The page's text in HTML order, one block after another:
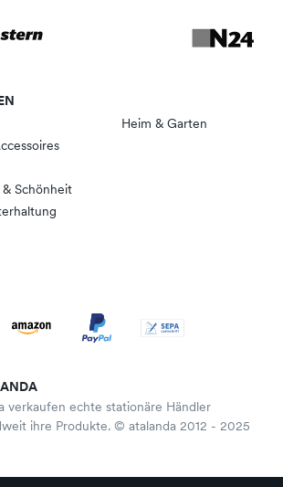
Schönheit
Heim & Garten
verkaufen echte stationäre Händler
ihre Produkte. © atalanda 2012 - 2025